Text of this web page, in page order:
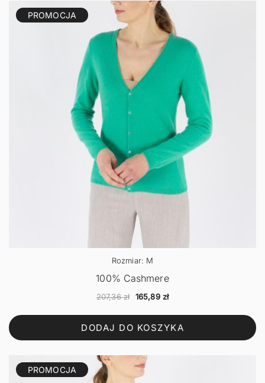
PROMOCJA
Rozmiar: M
100% Cashmere
207,36zł
Pierwotna
wynosiła:
207,36 zł.
165,89 złAktualna
wynosi:
165,89 zł.
DODAJ DO KOSZYKA
PROMOCJA